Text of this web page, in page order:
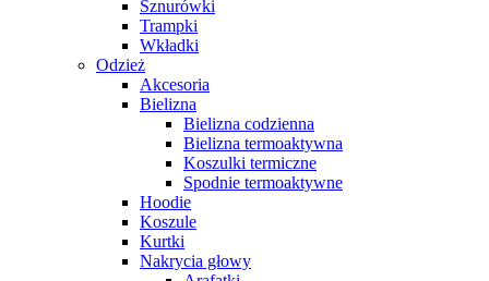
Sznurówki
Trampki
Wkładki
Odzież
Akcesoria
Bielizna
Bielizna codzienna
Bielizna termoaktywna
Koszulki termiczne
Spodnie termoaktywne
Hoodie
Koszule
Kurtki
Nakrycia głowy